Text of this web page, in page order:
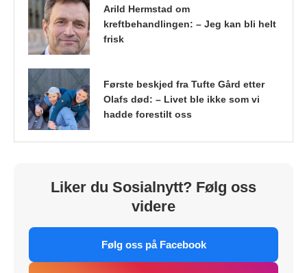
Arild Hermstad om
kreftbehandlingen: – Jeg kan bli helt
frisk
Første beskjed fra Tufte Gård etter
Olafs død: – Livet ble ikke som vi
hadde forestilt oss
Liker du Sosialnytt? Følg oss
videre
Følg oss på Facebook